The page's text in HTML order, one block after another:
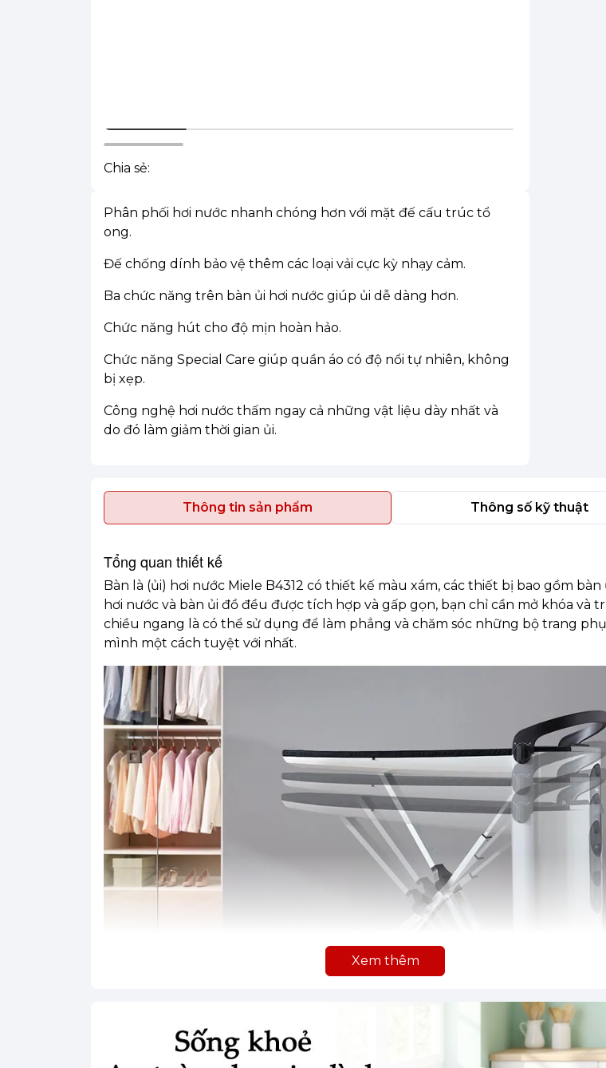
Chia sẻ:
Phân phối hơi nước nhanh chóng hơn với mặt đế cấu trúc tổ
ong.
Đế chống dính bảo vệ thêm các loại vải cực kỳ nhạy cảm.
Ba chức năng trên bàn ủi hơi nước giúp ủi dễ dàng hơn.
Chức năng hút cho độ mịn hoàn hảo.
Chức năng Special Care giúp quần áo có độ nổi tự nhiên, không
bị xẹp.
Công nghệ hơi nước thấm ngay cả những vật liệu dày nhất và
do đó làm giảm thời gian ủi.
Thông tin sản phẩm Thông số kỹ thuật
Tổng quan thiết kế
Bàn là (ủi) hơi nước Miele B4312 có thiết kế màu xám, các thiết bị bao gồm bàn
hơi nước và bàn ủi đồ đều được tích hợp và gấp gọn, bạn chỉ cần mở khóa và
chiều ngang là có thể sử dụng để làm phẳng và chăm sóc những bộ trang
mình một cách tuyệt với nhất.
Xem thêm